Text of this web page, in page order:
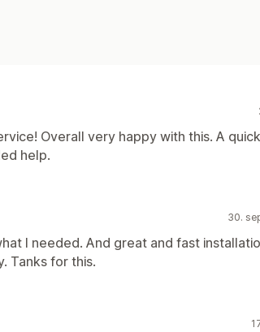
Overall very happy with this. A
help.
30.
I needed. And great and fast
Tanks for this.